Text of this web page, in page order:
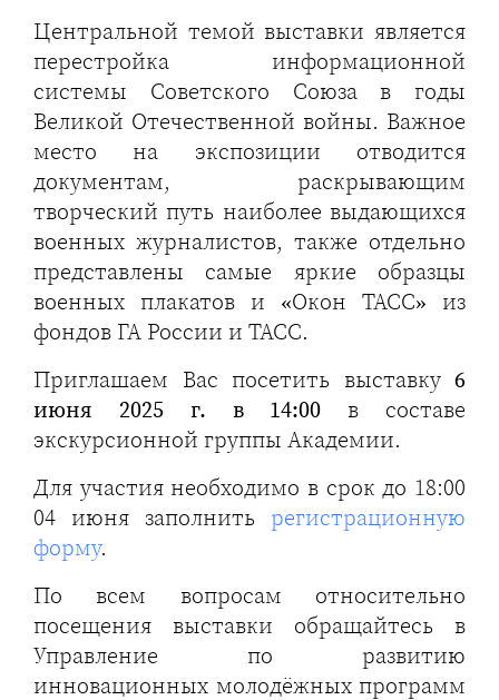
Центральной темой выставки является
перестройка информационной
системы Советского Союза в годы
Великой Отечественной войны. Важное
место на экспозиции отводится
документам, раскрывающим
творческий путь наиболее выдающихся
военных журналистов, также отдельно
представлены самые яркие образцы
военных плакатов и «Окон ТАСС» из
фондов ГА России и ТАСС.
Приглашаем Вас посетить выставку 6
июня 2025 г. в 14:00 в составе
экскурсионной группы Академии.
Для участия необходимо в срок до 18:00
04 июня заполнить регистрационную
форму.
По всем вопросам относительно
посещения выставки обращайтесь в
Управление по развитию
инновационных молодёжных программ